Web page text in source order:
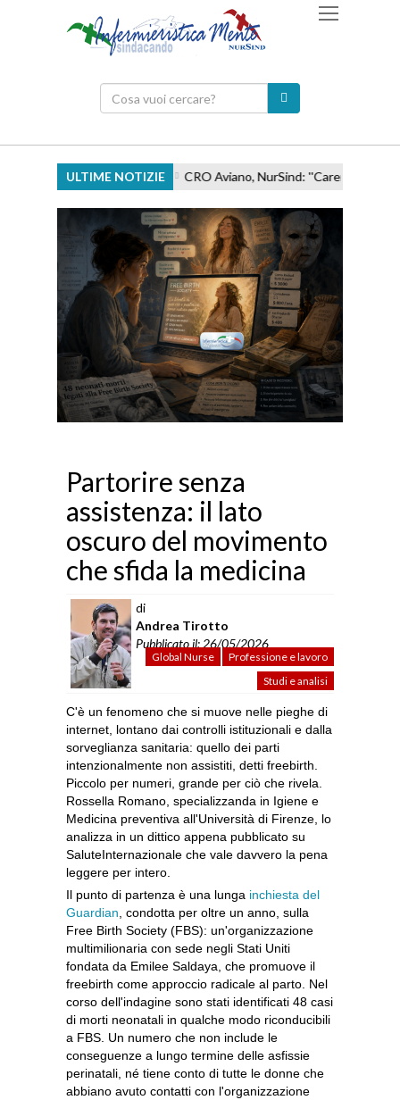
ULTIME NOTIZIECRO Aviano, NurSind: ''Carenze e
Partorire senza
assistenza: il lato
oscuro del movimento
che sfida la medicina
di
Andrea Tirotto
Pubblicato il: 26/05/2026
Global Nurse
Professione e lavoro
Studi e analisi
C'è un fenomeno che si muove nelle pieghe di
internet, lontano dai controlli istituzionali e dalla
sorveglianza sanitaria: quello dei parti
intenzionalmente non assistiti, detti freebirth.
Piccolo per numeri, grande per ciò che rivela.
Rossella Romano, specializzanda in Igiene e
Medicina preventiva all'Università di Firenze, lo
analizza in un dittico appena pubblicato su
SaluteInternazionale che vale davvero la pena
leggere per intero.
Il punto di partenza è una lunga inchiesta del
Guardian , condotta per oltre un anno, sulla
Free Birth Society (FBS): un'organizzazione
multimilionaria con sede negli Stati Uniti
fondata da Emilee Saldaya, che promuove il
freebirth come approccio radicale al parto. Nel
corso dell'indagine sono stati identificati 48 casi
di morti neonatali in qualche modo riconducibili
a FBS. Un numero che non include le
conseguenze a lungo termine delle asfissie
perinatali, né tiene conto di tutte le donne che
abbiano avuto contatti con l'organizzazione